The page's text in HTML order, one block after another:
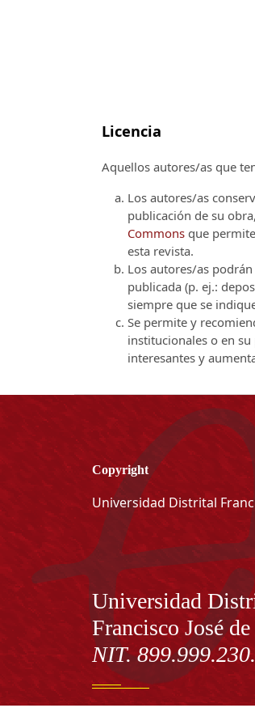
Licencia
Aquellos autores/as que
Los autores/as
publicación de su
Commons que
esta revista.
Los autores/as
publicada (p. ej.:
siempre que se
Se permite y
institucionales o en
interesantes y
Copyright
Universidad Distrital
Información
Universidad
Francisco José
NIT.